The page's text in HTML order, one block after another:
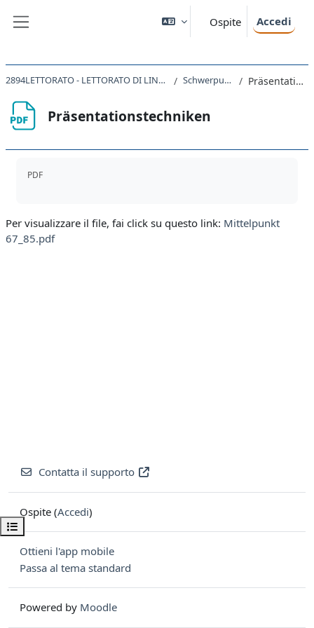
Ospite Accedi
Apri indice del corso
2894LETTORATO - LETTORATO DI LINGUA TEDESCA CIA LT2 Kofler 2023 Schwerpunkt Referate Präsentationstechniken
Präsentationstechniken
PDF
Per visualizzare il file, fai click su questo link: Mittelpunkt
67_85.pdf
Contatta il supporto
Ospite (Accedi)
Ottieni l'app mobile
Passa al tema standard
Powered by Moodle